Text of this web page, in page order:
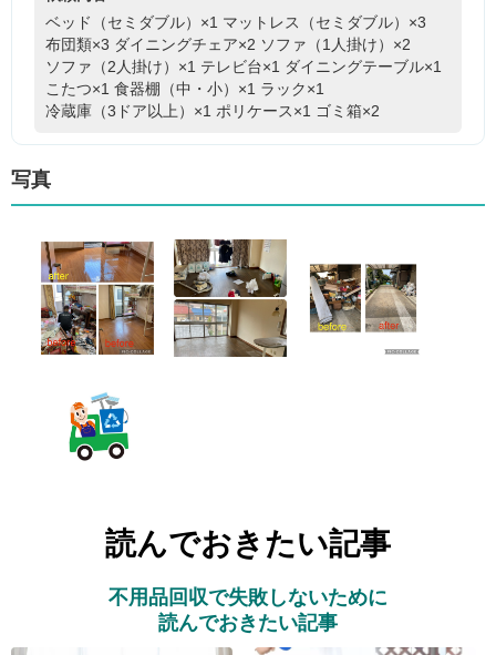
ベッド（セミダブル）×1 マットレス（セミダブル）×3
布団類×3 ダイニングチェア×2 ソファ（1人掛け）×2
ソファ（2人掛け）×1 テレビ台×1 ダイニングテーブル×1
こたつ×1 食器棚（中・小）×1 ラック×1
冷蔵庫（3ドア以上）×1 ポリケース×1 ゴミ箱×2
写真
読んでおきたい記事
不用品回収で失敗しないために
読んでおきたい記事